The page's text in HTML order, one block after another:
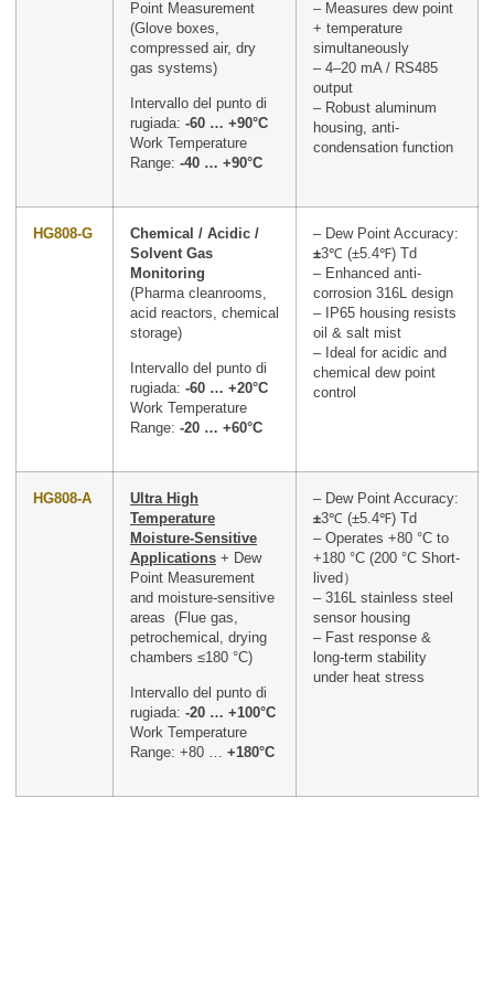
Point Measurement
(Glove boxes,
compressed air, dry
gas systems)
Intervallo del punto di
rugiada: -60 … +90°C
Work Temperature
Range: -40 … +90°C
– Measures dew point
+ temperature
simultaneously
– 4–20 mA / RS485
output
– Robust aluminum
housing, anti-
condensation function
HG808-G
Chemical / Acidic /
Solvent Gas
Monitoring
(Pharma cleanrooms,
acid reactors, chemical
storage)
Intervallo del punto di
rugiada: -60 … +20°C
Work Temperature
Range: -20 … +60°C
– Dew Point Accuracy:
±3℃ (±5.4℉) Td
– Enhanced anti-
corrosion 316L design
– IP65 housing resists
oil & salt mist
– Ideal for acidic and
chemical dew point
control
HG808-A
Ultra High
Temperature
Moisture-Sensitive
Applications + Dew
Point Measurement
and moisture-sensitive
areas (Flue gas,
petrochemical, drying
chambers ≤180 °C)
Intervallo del punto di
rugiada: -20 … +100°C
Work Temperature
Range: +80 … +180°C
– Dew Point Accuracy:
±3℃ (±5.4℉) Td
– Operates +80 °C to
+180 °C (200 °C Short-
lived）
– 316L stainless steel
sensor housing
– Fast response &
long-term stability
under heat stress